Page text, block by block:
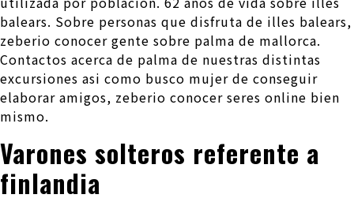
balears. Sobre personas que disfruta de illes balears,
zeberio conocer gente sobre palma de mallorca.
Contactos acerca de palma de nuestras distintas
excursiones asi­ como busco mujer de conseguir
elaborar amigos, zeberio conocer seres online bien
mismo.
Varones solteros referente a
finlandia